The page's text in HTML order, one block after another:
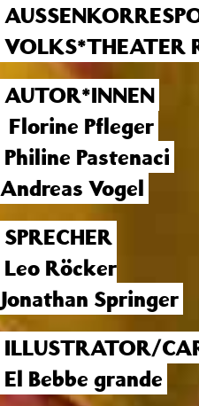
VOLKS*THEATER
AUTOR*INNEN
Florine Pfleger
Philine Pastenaci
Andreas Vogel
SPRECHER
Leo Röcker
Jonathan Springer
ILLUSTRATOR/
El Bebbe grande